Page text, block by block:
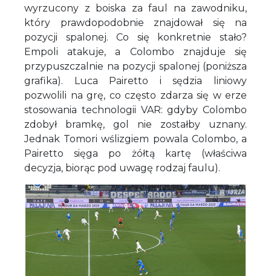
wyrzucony z boiska za faul na zawodniku,
który prawdopodobnie znajdował się na
pozycji spalonej. Co się konkretnie stało?
Empoli atakuje, a Colombo znajduje się
przypuszczalnie na pozycji spalonej (poniższa
grafika). Luca Pairetto i sędzia liniowy
pozwolili na grę, co często zdarza się w erze
stosowania technologii VAR: gdyby Colombo
zdobył bramkę, gol nie zostałby uznany.
Jednak Tomori wślizgiem powala Colombo, a
Pairetto sięga po żółtą kartę (właściwa
decyzja, biorąc pod uwagę rodzaj faulu).